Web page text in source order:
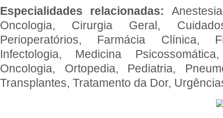
Especialidades relacionadas:
Oncologia, Cirurgia Geral,
Perioperatórios, Farmácia Clínica,
Infectologia, Medicina
Oncologia, Ortopedia, Pediatria,
Transplantes, Tratamento da Dor,